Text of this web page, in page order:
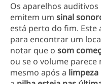
Os aparelhos
emitem um sinal
está perto do fim.
para encontrar um
notar que o som
ou se o volume
mesmo após a